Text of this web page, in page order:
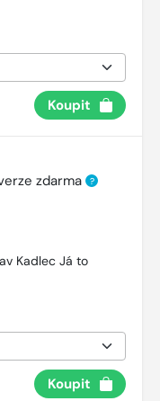
Koupit
zdarma ?
Kadlec Já to
Koupit